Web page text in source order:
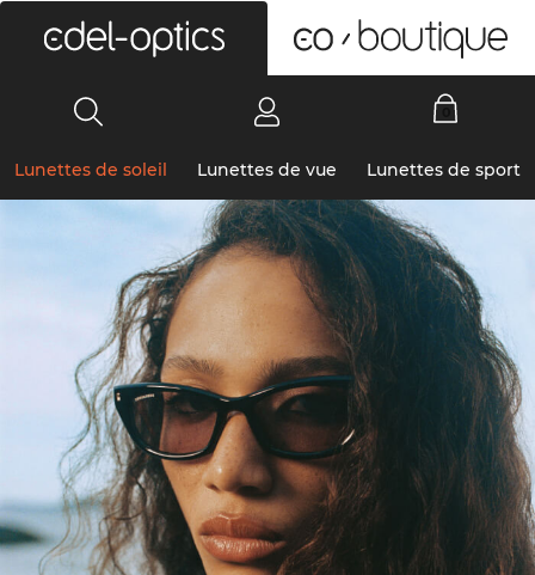
Lunettes de soleil Lunettes de vue Lunettes de sport